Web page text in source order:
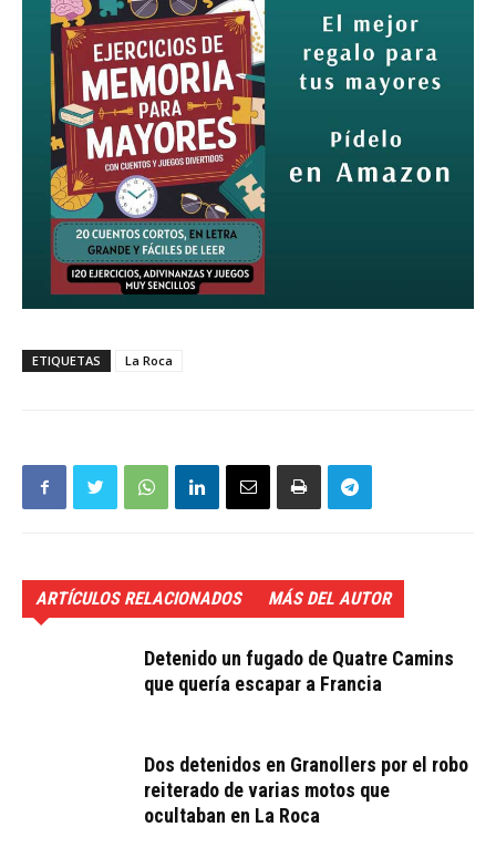
ETIQUETAS La Roca
ARTÍCULOS RELACIONADOS MÁS DEL AUTOR
Detenido un fugado de Quatre Camins
que quería escapar a Francia
Dos detenidos en Granollers por el robo
reiterado de varias motos que
ocultaban en La Roca